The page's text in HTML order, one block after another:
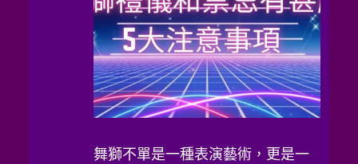
舞獅不單是一種表演藝術，更是一